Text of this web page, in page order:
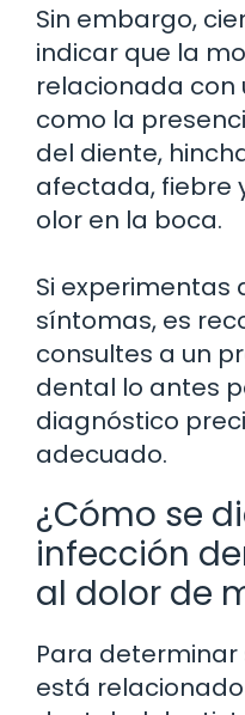
Sin embargo,
indicar que la
relacionada con
como la
del diente,
afectada, fiebre
olor en la boca.
Si experimentas
síntomas, es
consultes a un
dental lo antes
diagnóstico
adecuado.
¿Cómo se
infección
al dolor de
Para determinar
está